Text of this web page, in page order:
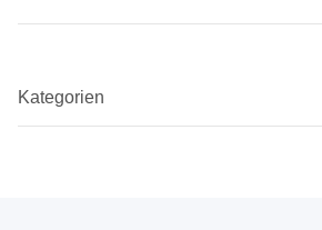
Kategorien